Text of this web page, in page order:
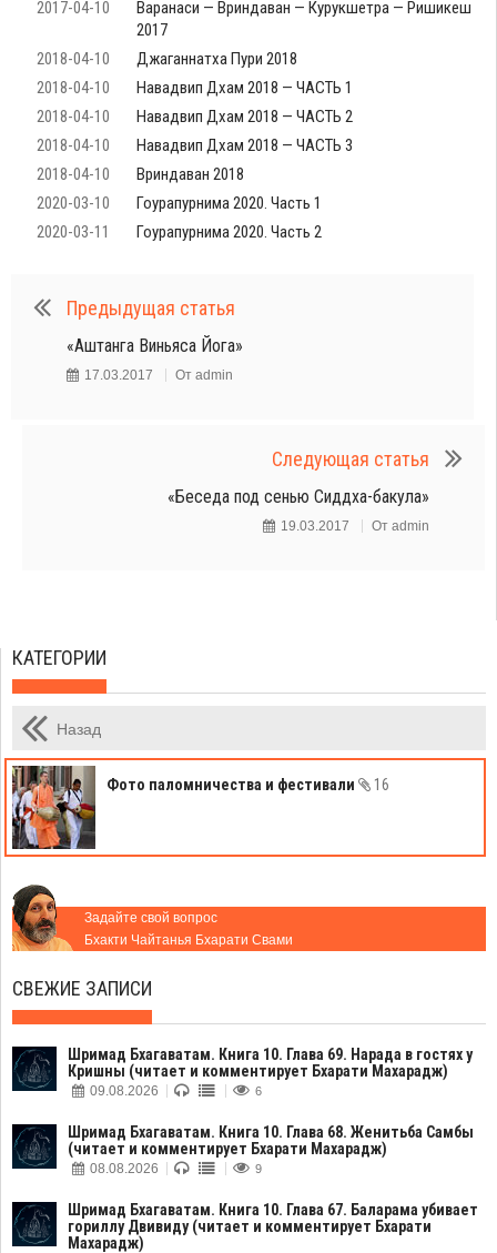
2017-04-10
Варанаси — Вриндаван — Курукшетра — Ришикеш
2017
2018-04-10
Джаганнатха Пури 2018
2018-04-10
Навадвип Дхам 2018 — ЧАСТЬ 1
2018-04-10
Навадвип Дхам 2018 — ЧАСТЬ 2
2018-04-10
Навадвип Дхам 2018 — ЧАСТЬ 3
2018-04-10
Вриндаван 2018
2020-03-10
Гоурапурнима 2020. Часть 1
2020-03-11
Гоурапурнима 2020. Часть 2
Предыдущая статья
«Аштанга Виньяса Йога»
17.03.2017 От admin
Следующая статья
«Беседа под сенью Сиддха-бакула»
19.03.2017 От admin
КАТЕГОРИИ
Назад
Фото паломничества и фестивали 16
Задайте свой вопрос
Бхакти Чайтанья Бхарати Свами
СВЕЖИЕ ЗАПИСИ
Шримад Бхагаватам. Книга 10. Глава 69. Нарада в гостях у
Кришны (читает и комментирует Бхарати Махарадж)
09.08.2026 6
Шримад Бхагаватам. Книга 10. Глава 68. Женитьба Самбы
(читает и комментирует Бхарати Махарадж)
08.08.2026 9
Шримад Бхагаватам. Книга 10. Глава 67. Баларама убивает
гориллу Двивиду (читает и комментирует Бхарати
Махарадж)